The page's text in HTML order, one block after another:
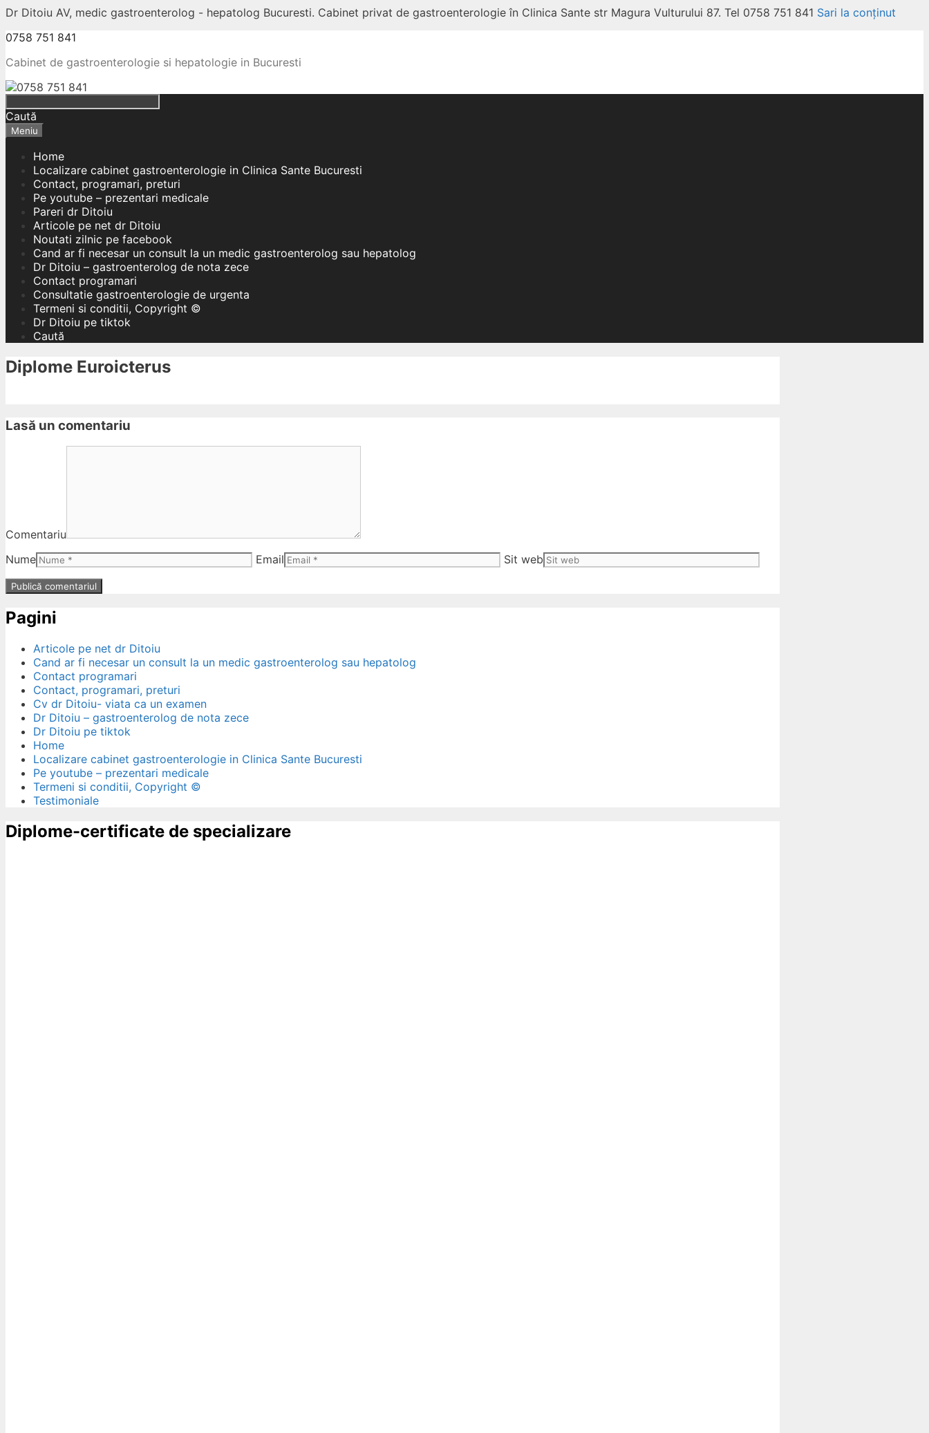
Dr Ditoiu AV, medic gastroenterolog - hepatolog Bucuresti. Cabinet privat de gastroenterologie în Clinica Sante str Magura Vulturului 87. Tel 0758 751 841 Sari la conținut
0758 751 841
Cabinet de gastroenterologie si hepatologie in Bucuresti
Caută
Meniu
Home
Localizare cabinet gastroenterologie in Clinica Sante Bucuresti
Contact, programari, preturi
Pe youtube – prezentari medicale
Pareri dr Ditoiu
Articole pe net dr Ditoiu
Noutati zilnic pe facebook
Cand ar fi necesar un consult la un medic gastroenterolog sau hepatolog
Dr Ditoiu – gastroenterolog de nota zece
Contact programari
Consultatie gastroenterologie de urgenta
Termeni si conditii, Copyright ©
Dr Ditoiu pe tiktok
Caută
Diplome Euroicterus
Lasă un comentariu
Comentariu
Nume
Email Sit web
Pagini
Articole pe net dr Ditoiu
Cand ar fi necesar un consult la un medic gastroenterolog sau hepatolog
Contact programari
Contact, programari, preturi
Cv dr Ditoiu- viata ca un examen
Dr Ditoiu – gastroenterolog de nota zece
Dr Ditoiu pe tiktok
Home
Localizare cabinet gastroenterologie in Clinica Sante Bucuresti
Pe youtube – prezentari medicale
Termeni si conditii, Copyright ©
Testimoniale
Diplome-certificate de specializare